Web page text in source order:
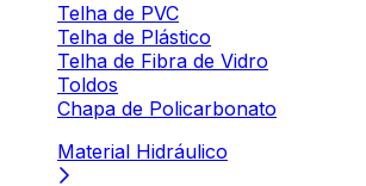
Telha de PVC
Telha de Plástico
Telha de Fibra de Vidro
Toldos
Chapa de Policarbonato
Material Hidráulico